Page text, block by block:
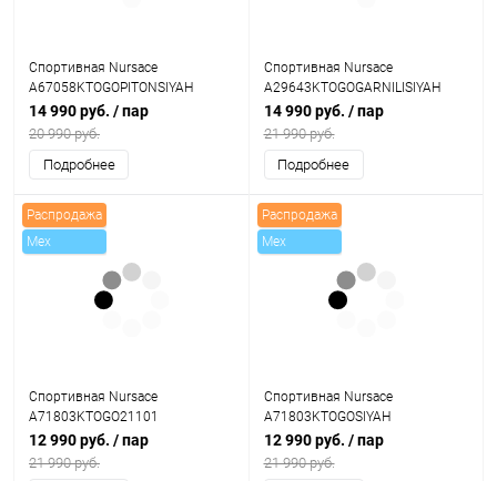
Спортивная Nursace
A67058KTOGOPITONSIYAH
14 990 руб. / пар
20 990 руб.
Подробнее
Спортивная Nursace
A29643KTOGOGARNILISIYAH
14 990 руб. / пар
21 990 руб.
Подробнее
Распродажа
Mex
Спортивная Nursace
A71803KTOGO21101
12 990 руб. / пар
21 990 руб.
Распродажа
Mex
Спортивная Nursace
A71803KTOGOSIYAH
12 990 руб. / пар
21 990 руб.